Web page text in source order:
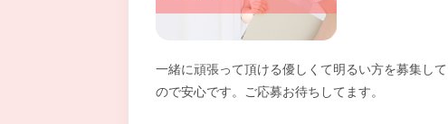
一緒に頑張って頂ける優しくて明るい方を募集し
ので安心です。ご応募お待ちしてます。